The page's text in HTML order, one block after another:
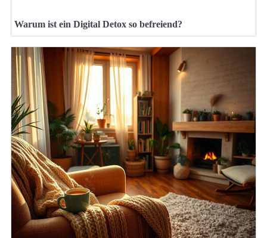
Warum ist ein Digital Detox so befreiend?